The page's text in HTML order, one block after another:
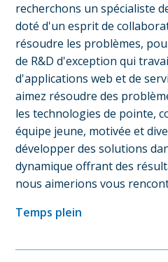
recherchons un spécialiste
doté d'un esprit de
résoudre les problèmes,
de R&D d'exception qui
d'applications web et de
aimez résoudre des
les technologies de pointe,
équipe jeune, motivée et
développer des solutions
dynamique offrant des
nous aimerions vous
Temps plein